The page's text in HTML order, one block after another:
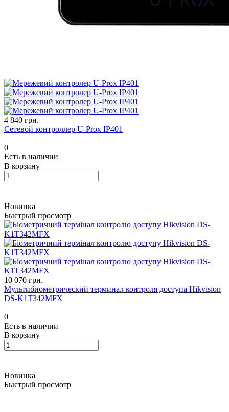
4 840 грн.
Сетевой контроллер U-Prox IP401
0
Есть в наличии
В корзину
Новинка
Быстрый просмотр
10 070 грн.
Мультибиометрический терминал контроля доступа Hikvision
DS-K1T342MFX
0
Есть в наличии
В корзину
Новинка
Быстрый просмотр